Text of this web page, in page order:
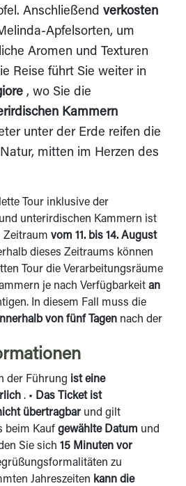
Anschließend verkosten
Apfelsorten, um
Aromen und Texturen
Reise führt Sie weiter in
, wo Sie die
Kammern
unter der Erde reifen die
mitten im Herzen des
Tour inklusive der
unterirdischen Kammern ist
Zeitraum vom 11. bis 14. August
dieses Zeitraums können
Tour die Verarbeitungsräume
je nach Verfügbarkeit an
In diesem Fall muss die
von fünf Tagen nach der
der Führung ist eine
. • Das Ticket ist
übertragbar und gilt
beim Kauf gewählte Datum und
Sie sich 15 Minuten vor
zu
Jahreszeiten kann die